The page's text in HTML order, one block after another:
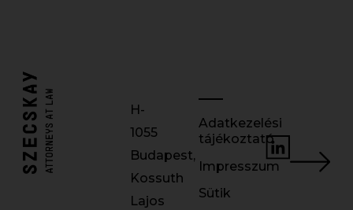
H-
1055
Budapest,
Kossuth
Lajos
Adatkezelési
tájékoztató
Impresszum
Sütik